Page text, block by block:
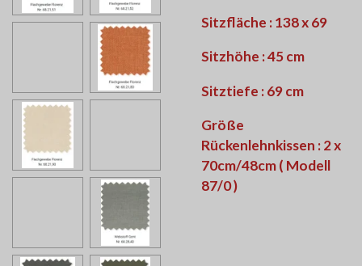
Sitzfläche : 138 x 69
Sitzhöhe : 45 cm
Sitztiefe : 69 cm
Größe
Rückenlehnkissen : 2 x
70cm/48cm ( Modell
87/0 )